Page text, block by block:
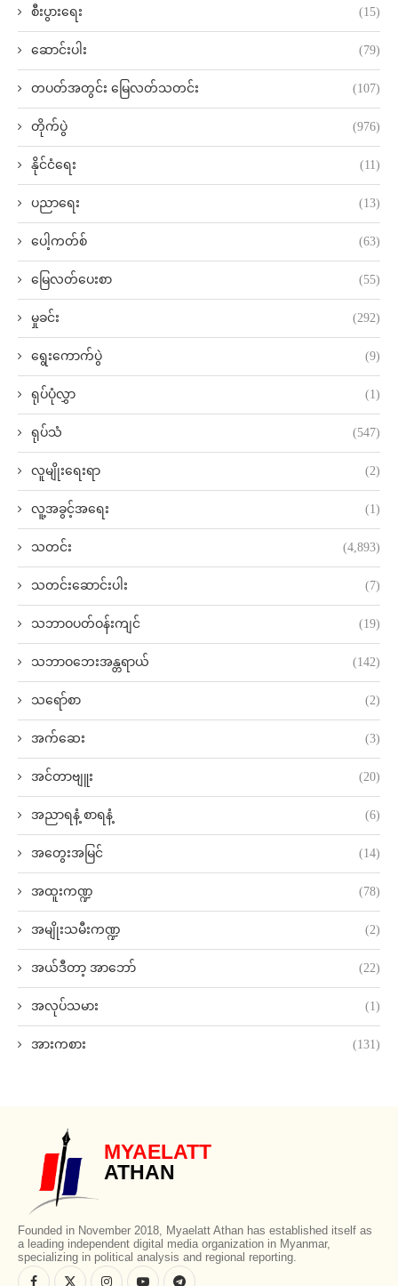
စီးပွားရေး (15)
ဆောင်းပါး (79)
တပတ်အတွင်း မြေလတ်သတင်း (107)
တိုက်ပွဲ (976)
နိုင်ငံရေး (11)
ပညာရေး (13)
ပေါ့ကတ်စ် (63)
မြေလတ်ပေးစာ (55)
မှုခင်း (292)
ရွေးကောက်ပွဲ (9)
ရုပ်ပုံလွှာ (1)
ရုပ်သံ (547)
လူမျိုးရေးရာ (2)
လူ့အခွင့်အရေး (1)
သတင်း (4,893)
သတင်းဆောင်းပါး (7)
သဘာဝပတ်ဝန်းကျင် (19)
သဘာဝဘေးအန္တရာယ် (142)
သရော်စာ (2)
အက်ဆေး (3)
အင်တာဗျူး (20)
အညာရနံ့ စာရနံ့ (6)
အတွေးအမြင် (14)
အထူးကဏ္ဍ (78)
အမျိုးသမီးကဏ္ဍ (2)
အယ်ဒီတာ့ အာဘော် (22)
အလုပ်သမား (1)
အားကစား (131)
MYAELATT
ATHAN
Founded in November 2018, Myaelatt Athan has established itself as
a leading independent digital media organization in Myanmar,
specializing in political analysis and regional reporting.